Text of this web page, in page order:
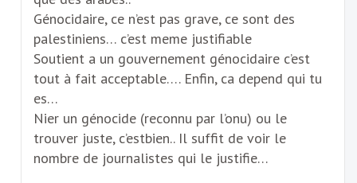
Génocidaire, ce n’est pas grave, ce sont des
palestiniens… c’est meme justifiable
Soutient a un gouvernement génocidaire c’est
tout à fait acceptable…. Enfin, ca depend qui tu
es…
Nier un génocide (reconnu par l’onu) ou le
trouver juste, c’estbien.. Il suffit de voir le
nombre de journalistes qui le justifie…